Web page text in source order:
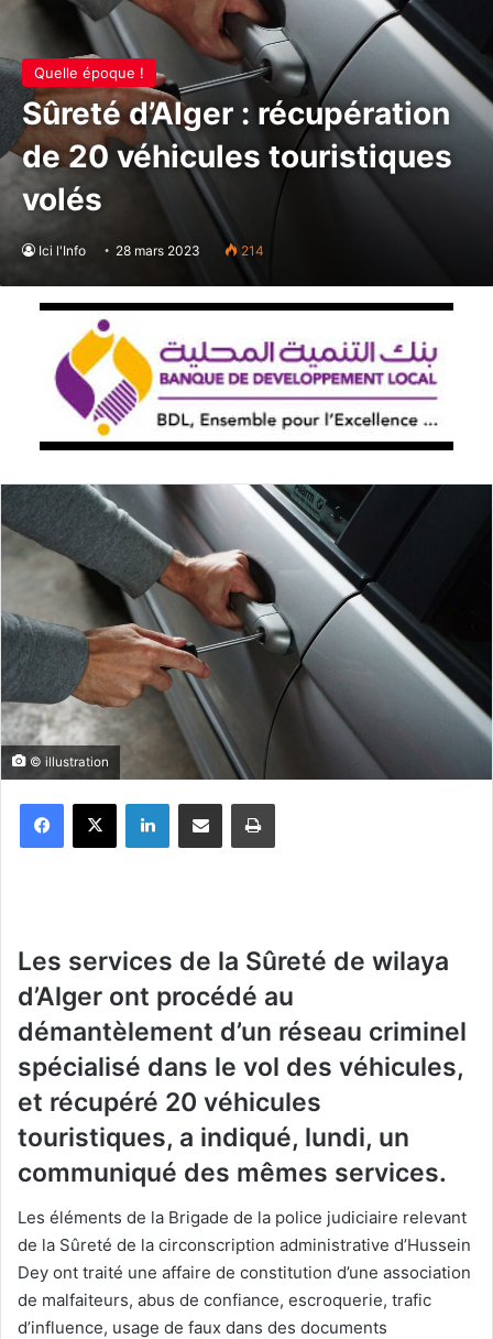
Quelle époque !
Sûreté d’Alger : récupération
de 20 véhicules touristiques
volés
Ici l'Info 28 mars 2023 214
© illustration
Les services de la Sûreté de wilaya
d’Alger ont procédé au
démantèlement d’un réseau criminel
spécialisé dans le vol des véhicules,
et récupéré 20 véhicules
touristiques, a indiqué, lundi, un
communiqué des mêmes services.
Les éléments de la Brigade de la police judiciaire relevant
de la Sûreté de la circonscription administrative d’Hussein
Dey ont traité une affaire de constitution d’une association
de malfaiteurs, abus de confiance, escroquerie, trafic
d’influence, usage de faux dans des documents